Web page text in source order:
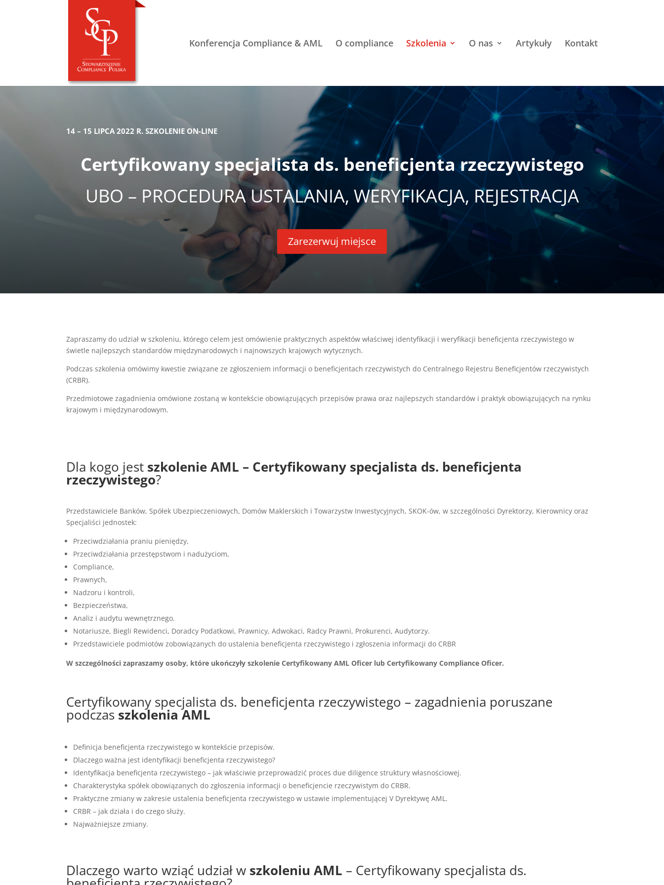
Konferencja Compliance & AML O compliance Szkolenia O nas Artykuły Kontakt
14 – 15 LIPCA 2022 R. SZKOLENIE ON-LINE
Certyfikowany specjalista ds. beneficjenta rzeczywistego
UBO – PROCEDURA USTALANIA, WERYFIKACJA, REJESTRACJA
Zarezerwuj miejsce
Zapraszamy do udział w szkoleniu, którego celem jest omówienie praktycznych aspektów właściwej identyfikacji i weryfikacji beneficjenta rzeczywistego w
świetle najlepszych standardów międzynarodowych i najnowszych krajowych wytycznych.
Podczas szkolenia omówimy kwestie związane ze zgłoszeniem informacji o beneficjentach rzeczywistych do Centralnego Rejestru Beneficjentów rzeczywistych
(CRBR).
Przedmiotowe zagadnienia omówione zostaną w kontekście obowiązujących przepisów prawa oraz najlepszych standardów i praktyk obowiązujących na rynku
krajowym i międzynarodowym.
Dla kogo jest szkolenie AML – Certyfikowany specjalista ds. beneficjenta
rzeczywistego?
Przedstawiciele Banków, Spółek Ubezpieczeniowych, Domów Maklerskich i Towarzystw Inwestycyjnych, SKOK-ów, w szczególności Dyrektorzy, Kierownicy oraz
Specjaliści jednostek:
Przeciwdziałania praniu pieniędzy,
Przeciwdziałania przestępstwom i nadużyciom,
Compliance,
Prawnych,
Nadzoru i kontroli,
Bezpieczeństwa,
Analiz i audytu wewnętrznego.
Notariusze, Biegli Rewidenci, Doradcy Podatkowi, Prawnicy, Adwokaci, Radcy Prawni, Prokurenci, Audytorzy.
Przedstawiciele podmiotów zobowiązanych do ustalenia beneficjenta rzeczywistego i zgłoszenia informacji do CRBR
W szczególności zapraszamy osoby, które ukończyły szkolenie Certyfikowany AML Oficer lub Certyfikowany Compliance Oficer.
Certyfikowany specjalista ds. beneficjenta rzeczywistego – zagadnienia poruszane
podczas szkolenia AML
Definicja beneficjenta rzeczywistego w kontekście przepisów.
Dlaczego ważna jest identyfikacji beneficjenta rzeczywistego?
Identyfikacja beneficjenta rzeczywistego – jak właściwie przeprowadzić proces due diligence struktury własnościowej.
Charakterystyka spółek obowiązanych do zgłoszenia informacji o beneficjencie rzeczywistym do CRBR.
Praktyczne zmiany w zakresie ustalenia beneficjenta rzeczywistego w ustawie implementującej V Dyrektywę AML.
CRBR – jak działa i do czego służy.
Najważniejsze zmiany.
Dlaczego warto wziąć udział w szkoleniu AML – Certyfikowany specjalista ds.